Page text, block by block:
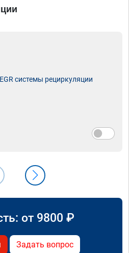
системы рециркуляции
от 9800 ₽
Задать вопрос